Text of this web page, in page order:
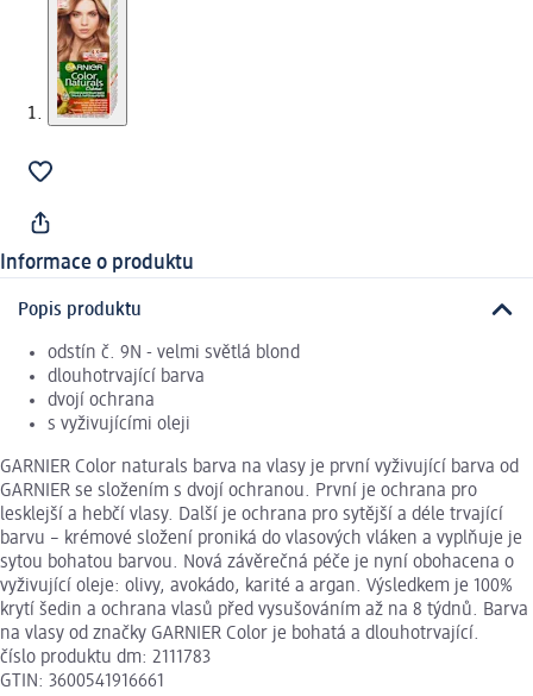
Informace o produktu
Popis produktu
odstín č. 9N - velmi světlá blond
dlouhotrvající barva
dvojí ochrana
s vyživujícími oleji
GARNIER Color naturals barva na vlasy je první vyživující barva od
GARNIER se složením s dvojí ochranou. První je ochrana pro
lesklejší a hebčí vlasy. Další je ochrana pro sytější a déle trvající
barvu – krémové složení proniká do vlasových vláken a vyplňuje je
sytou bohatou barvou. Nová závěrečná péče je nyní obohacena o
vyživující oleje: olivy, avokádo, karité a argan. Výsledkem je 100%
krytí šedin a ochrana vlasů před vysušováním až na 8 týdnů. Barva
na vlasy od značky GARNIER Color je bohatá a dlouhotrvající.
číslo produktu dm: 2111783
GTIN: 3600541916661